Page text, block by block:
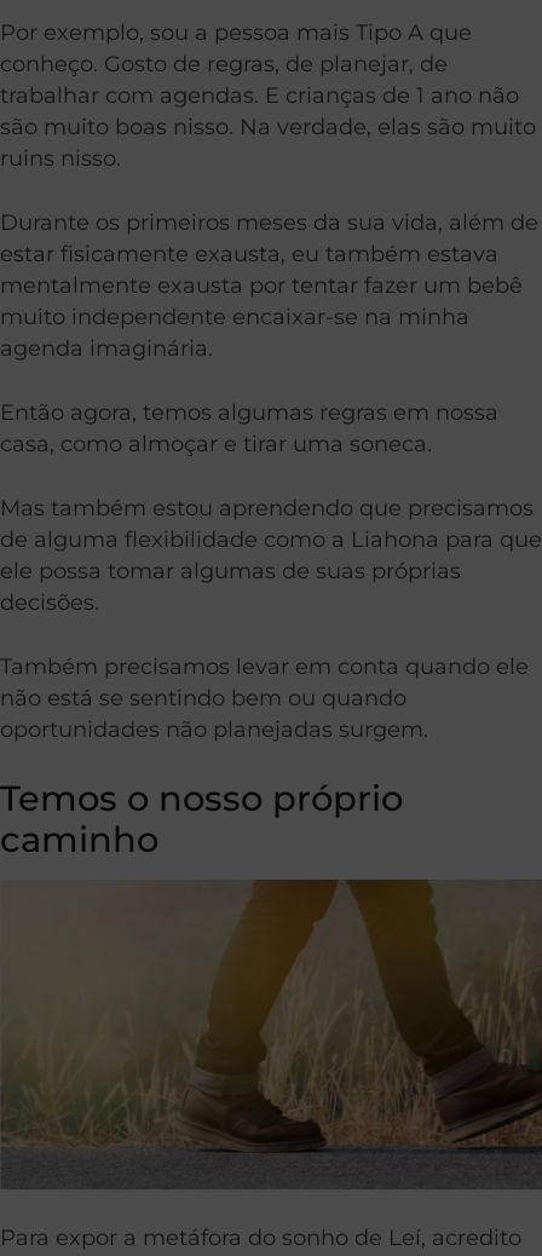
Por exemplo, sou a pessoa mais Tipo A que
conheço. Gosto de regras, de planejar, de
trabalhar com agendas. E crianças de 1 ano não
são muito boas nisso. Na verdade, elas são muito
ruins nisso.
Durante os primeiros meses da sua vida, além de
estar fisicamente exausta, eu também estava
mentalmente exausta por tentar fazer um bebê
muito independente encaixar-se na minha
agenda imaginária.
Então agora, temos algumas regras em nossa
casa, como almoçar e tirar uma soneca.
Mas também estou aprendendo que precisamos
de alguma flexibilidade como a Liahona para que
ele possa tomar algumas de suas próprias
decisões.
Também precisamos levar em conta quando ele
não está se sentindo bem ou quando
oportunidades não planejadas surgem.
Temos o nosso próprio
caminho
Para expor a metáfora do sonho de Leí, acredito